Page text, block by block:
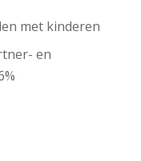
met kinderen
en